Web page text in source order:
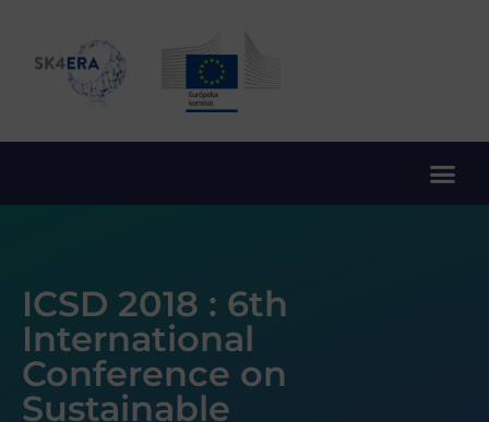
ICSD 2018 : 6th
International
Conference on
Sustainable